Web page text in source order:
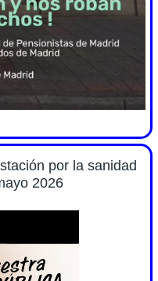
por la sanidad
2026